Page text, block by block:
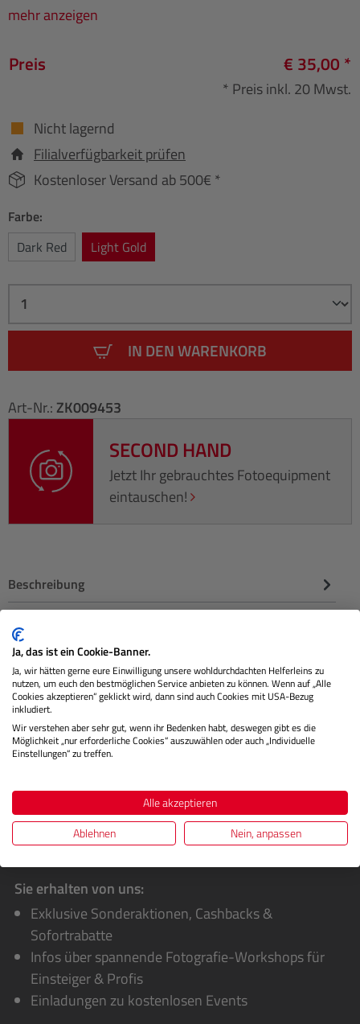
mehr anzeigen
Preis € 35,00 *
* Preis inkl. 20 Mwst.
Nicht lagernd
Filialverfügbarkeit prüfen
Kostenloser Versand ab 500€ *
Farbe:
Dark Red
Light Gold
IN DEN WARENKORB
Art-Nr.: ZK009453
SECOND HAND
Jetzt Ihr gebrauchtes Fotoequipment
eintauschen!
Beschreibung
Die C-Handschlaufe sind der Inbegriff von Eleganz und
Funktionalität, speziell abgestimmt auf die Leica C und ihr
exquisites…
Herstellerinformationen
Bewertungen
Sie erhalten von uns:
Exklusive Sonderaktionen, Cashbacks &
Sofortrabatte
Infos über spannende Fotografie-Workshops für
Einsteiger & Profis
Einladungen zu kostenlosen Events
Ja, das ist ein Cookie-Banner.
Ja, wir hätten gerne eure Einwilligung unsere wohldurchdachten Helferleins zu
nutzen, um euch den bestmöglichen Service anbieten zu können. Wenn auf „Alle
Cookies akzeptieren“ geklickt wird, dann sind auch Cookies mit USA-Bezug
inkludiert.
Wir verstehen aber sehr gut, wenn ihr Bedenken habt, deswegen gibt es die
Möglichkeit „nur erforderliche Cookies“ auszuwählen oder auch „Individuelle
Einstellungen“ zu treffen.
Alle akzeptieren
Ablehnen
Nein, anpassen